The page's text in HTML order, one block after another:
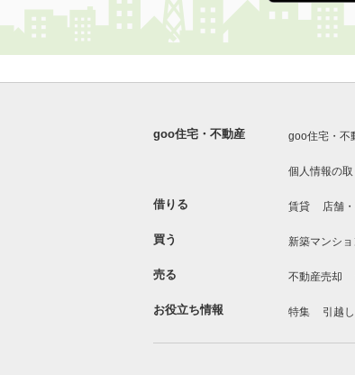
goo住宅・不動産 goo住宅・不
個人情報の
借りる 賃貸 店舗
買う 新築マンショ
売る 不動産売却
お役立ち情報 特集 引越し